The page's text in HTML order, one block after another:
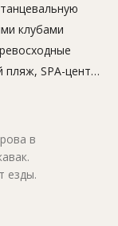
клубами
SPA-центр
в
езды.